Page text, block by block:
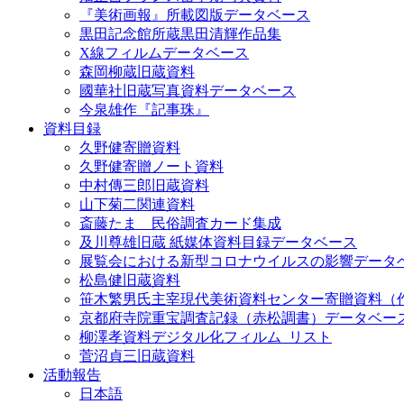
『美術画報』所載図版データベース
黒田記念館所蔵黒田清輝作品集
X線フィルムデータベース
森岡柳蔵旧蔵資料
國華社旧蔵写真資料データベース
今泉雄作『記事珠』
資料目録
久野健寄贈資料
久野健寄贈ノート資料
中村傳三郎旧蔵資料
山下菊二関連資料
斎藤たま 民俗調査カード集成
及川尊雄旧蔵 紙媒体資料目録データベース
展覧会における新型コロナウイルスの影響データ
松島健旧蔵資料
笹木繁男氏主宰現代美術資料センター寄贈資料（
京都府寺院重宝調査記録（赤松調書）データベー
柳澤孝資料デジタル化フィルム_リスト
菅沼貞三旧蔵資料
活動報告
日本語